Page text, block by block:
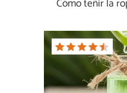
Cómo teñir la